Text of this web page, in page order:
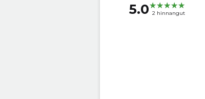
5.0 2 hinnangut